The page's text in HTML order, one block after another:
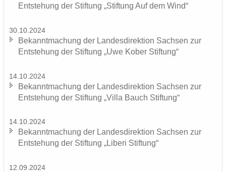
Ent­ste­hung der Stif­tung „Stif­tung Auf dem Wind“
30.10.2024
Be­kannt­ma­chung der Lan­des­di­rek­ti­on Sach­sen zur
Ent­ste­hung der Stif­tung „Uwe Kober Stif­tung“
14.10.2024
Be­kannt­ma­chung der Lan­des­di­rek­ti­on Sach­sen zur
Ent­ste­hung der Stif­tung „Villa Bauch Stif­tung“
14.10.2024
Be­kannt­ma­chung der Lan­des­di­rek­ti­on Sach­sen zur
Ent­ste­hung der Stif­tung „Li­be­ri Stif­tung“
12.09.2024